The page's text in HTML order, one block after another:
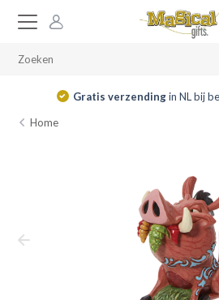
Gratis verzendingin NL bij
Home